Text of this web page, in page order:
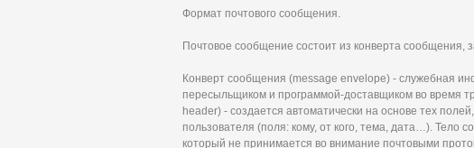
Формат почтового сообщения.
Почтовое сообщение состоит из конверта сообщения,
Конверт сообщения (message envelope) - служебная
пересыльщиком и программой-доставщиком во время
header) - создается автоматически на основе тех
пользователя (поля: кому, от кого, тема, дата…). Тело
который не принимается во внимание почтовыми